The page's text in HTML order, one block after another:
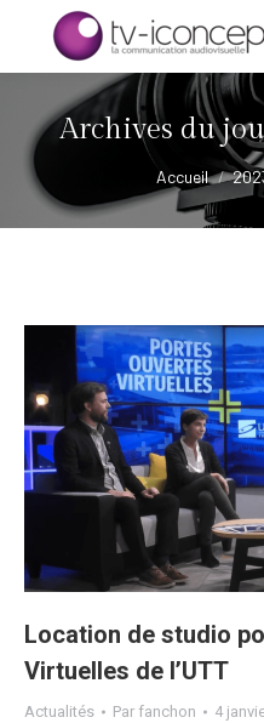
Archives du
Vous êtes
Accueil
Location de studio
Virtuelles de l’UTT
Actualités Par fanchon 4